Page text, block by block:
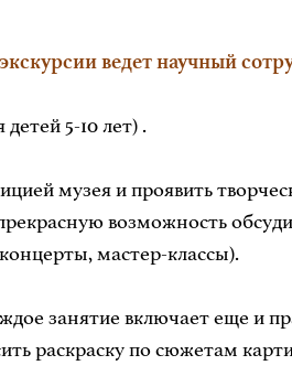
ведет научный
5-10 лет) .
музея и проявить
возможность
мастер-классы).
занятие включает еще и
раскраску по сюжетам